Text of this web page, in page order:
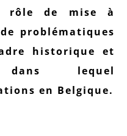
rôle de mise à
problématiques
historique et
dans lequel
en Belgique.